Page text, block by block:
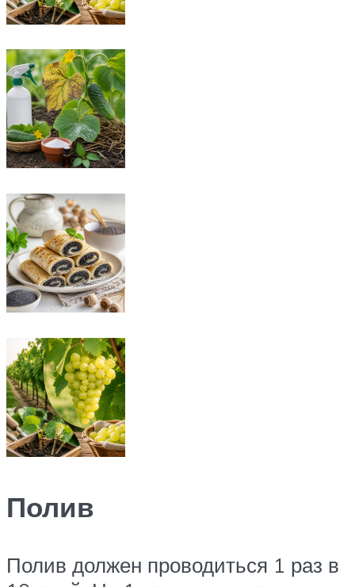
Полив
Полив должен проводиться 1 раз в